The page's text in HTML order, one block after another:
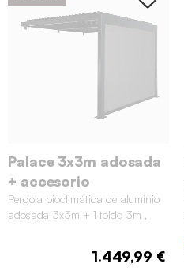
Palace 3x3m adosada
+ accesorio
Pérgola bioclimática de aluminio
adosada 3x3m + 1 toldo 3m ,
1.449,99 €